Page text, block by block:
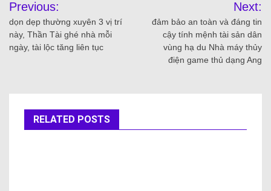
Previous:
dọn dẹp thường xuyên 3 vị trí
này, Thần Tài ghé nhà mỗi
ngày, tài lộc tăng liên tục
Next:
đảm bảo an toàn và đáng tin
cậy tính mệnh tài sản dân
vùng hạ du Nhà máy thủy
điện game thủ dạng Ang
RELATED POSTS